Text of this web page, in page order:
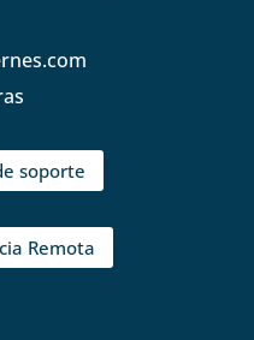
soporte
Remota